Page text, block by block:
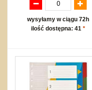
wysyłamy w ciągu 72h
ilość dostępna: 41 *